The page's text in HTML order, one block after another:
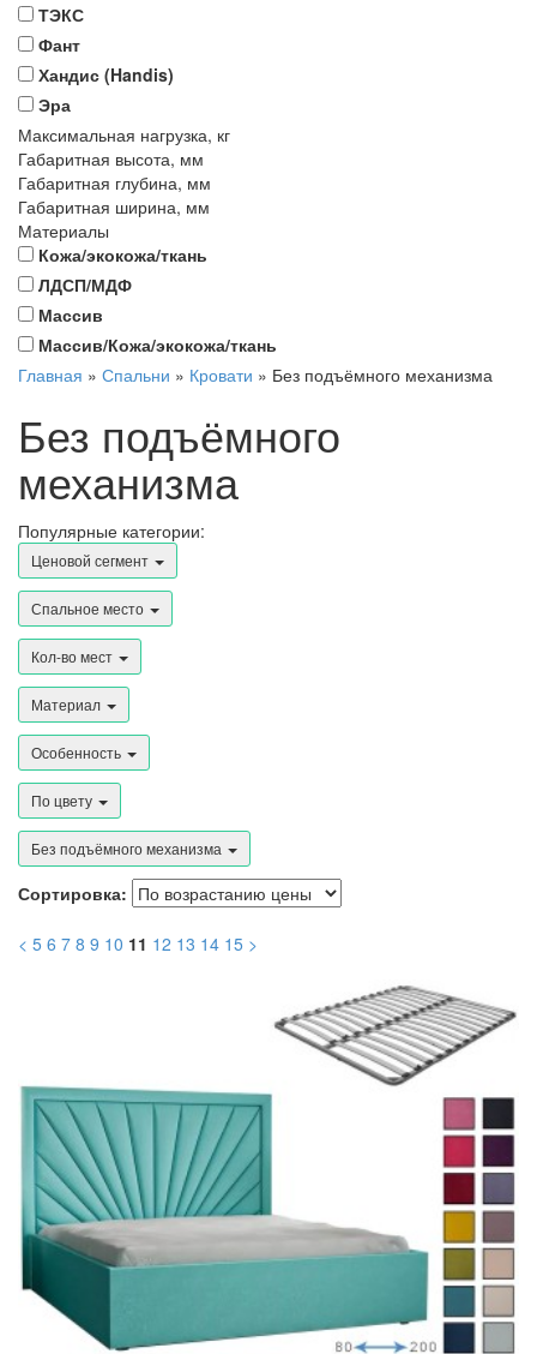
ТЭКС
Фант
Хандис (Handis)
Эра
Максимальная нагрузка, кг
Габаритная высота, мм
Габаритная глубина, мм
Габаритная ширина, мм
Материалы
Кожа/экокожа/ткань
ЛДСП/МДФ
Массив
Массив/Кожа/экокожа/ткань
Главная » Спальни » Кровати » Без подъёмного механизма
Без подъёмного
механизма
Популярные категории:
Ценовой сегмент
Спальное место
Кол-во мест
Материал
Особенность
По цвету
Без подъёмного механизма
Сортировка:
< 5 6 7 8 9 10 11 12 13 14 15 >